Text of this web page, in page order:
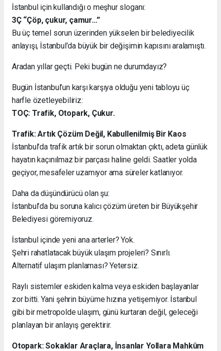
İstanbul için kullandığı o meşhur sloganı:
3Ç “Çöp, çukur, çamur…”
Bu üç temel sorun üzerinden yükselen bir belediyecilik
anlayışı, İstanbul’da büyük bir değişimin kapısını aralamıştı.
Aradan yıllar geçti. Peki bugün ne durumdayız?
Bugün İstanbul’un karşı karşıya olduğu yeni tabloyu üç
harfle özetleyebiliriz:
TOÇ: Trafik, Otopark, Çukur.
Trafik: Artık Çözüm Değil, Kabullenilmiş Bir Kaos
İstanbul’da trafik artık bir sorun olmaktan çıktı, adeta günlük
hayatın kaçınılmaz bir parçası haline geldi. Saatler yolda
geçiyor, mesafeler uzamıyor ama süreler katlanıyor.
Daha da düşündürücü olan şu:
İstanbul’da bu soruna kalıcı çözüm üreten bir Büyükşehir
Belediyesi göremiyoruz.
İstanbul içinde yeni ana arterler? Yok.
Şehri rahatlatacak büyük ulaşım projeleri? Sınırlı.
Alternatif ulaşım planlaması? Yetersiz.
Raylı sistemler eskiden kalma veya eskiden başlayanlar
zor bitti. Yani şehrin büyüme hızına yetişemiyor. İstanbul
gibi bir metropolde ulaşım, günü kurtaran değil, geleceği
planlayan bir anlayış gerektirir.
Otopark: Sokaklar Araçlara, İnsanlar Yollara Mahkûm